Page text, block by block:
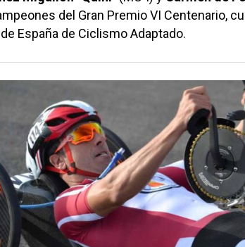
del Gran Premio VI Centenario,
España de Ciclismo Adaptado.